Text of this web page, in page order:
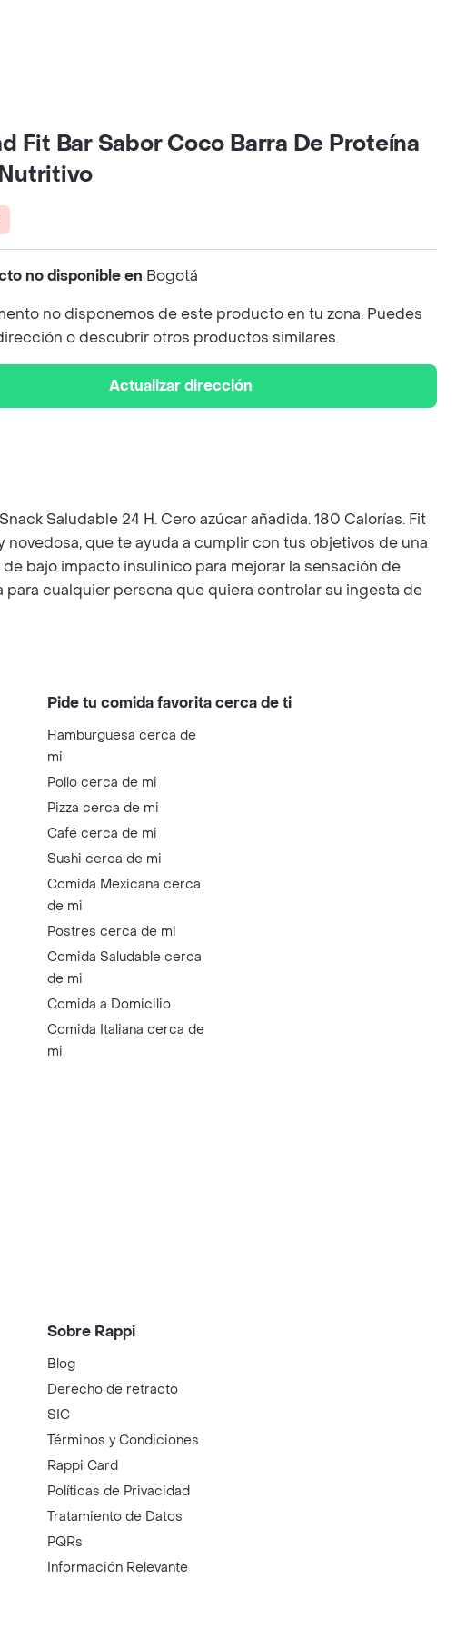
Fit Bar Sabor Coco Barra De Proteína
no disponible en Bogotá
no disponemos de este producto en tu zona. Puedes
o descubrir otros productos similares.
Actualizar dirección
Saludable 24 H. Cero azúcar añadida. 180 Calorías. Fit
que te ayuda a cumplir con tus objetivos de una
bajo impacto insulinico para mejorar la sensación de
cualquier persona que quiera controlar su ingesta de
Pide tu comida favorita cerca de ti
Hamburguesa cerca de
mi
Pollo cerca de mi
Pizza cerca de mi
Café cerca de mi
Sushi cerca de mi
Comida Mexicana cerca
de mi
Postres cerca de mi
Comida Saludable cerca
de mi
Comida a Domicilio
Comida Italiana cerca de
mi
Sobre Rappi
Blog
Derecho de retracto
SIC
Términos y Condiciones
Rappi Card
Políticas de Privacidad
Tratamiento de Datos
PQRs
Información Relevante